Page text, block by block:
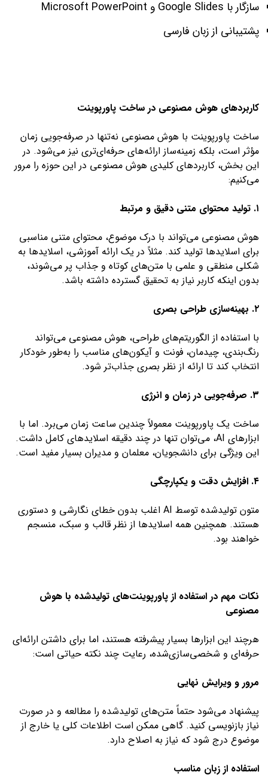
سازگار با Google Slides و Microsoft PowerPoint
پشتیبانی از زبان فارسی
کاربردهای هوش مصنوعی در ساخت پاورپوینت
ساخت پاورپوینت با هوش مصنوعی نه‌تنها در صرفه‌جویی زمان
مؤثر است، بلکه زمینه‌ساز ارائه‌های حرفه‌ای‌تری نیز می‌شود. در
این بخش، کاربردهای کلیدی هوش مصنوعی در این حوزه را مرور
می‌کنیم:
۱. تولید محتوای متنی دقیق و مرتبط
هوش مصنوعی می‌تواند با درک موضوع، محتوای متنی مناسبی
برای اسلایدها تولید کند. مثلاً در یک ارائه آموزشی، اسلایدها به
شکلی منطقی و علمی با متن‌های کوتاه و جذاب پر می‌شوند،
بدون اینکه کاربر نیاز به تحقیق گسترده داشته باشد.
۲. بهینه‌سازی طراحی بصری
با استفاده از الگوریتم‌های طراحی، هوش مصنوعی می‌تواند
رنگ‌بندی، چیدمان، فونت و آیکون‌های مناسب را به‌طور خودکار
انتخاب کند تا ارائه از نظر بصری جذاب‌تر شود.
۳. صرفه‌جویی در زمان و انرژی
ساخت یک پاورپوینت معمولاً چندین ساعت زمان می‌برد. اما با
ابزارهای AI، می‌توان تنها در چند دقیقه اسلایدهای کامل داشت.
این ویژگی برای دانشجویان، معلمان و مدیران بسیار مفید است.
۴. افزایش دقت و یکپارچگی
متون تولیدشده توسط AI اغلب بدون خطای نگارشی و دستوری
هستند. همچنین همه اسلایدها از نظر قالب و سبک، منسجم
خواهند بود.
نکات مهم در استفاده از پاورپوینت‌های تولیدشده با هوش
مصنوعی
هرچند این ابزارها بسیار پیشرفته هستند، اما برای داشتن ارائه‌ای
حرفه‌ای و شخصی‌سازی‌شده، رعایت چند نکته حیاتی است:
مرور و ویرایش نهایی
پیشنهاد می‌شود حتماً متن‌های تولیدشده را مطالعه و در صورت
نیاز بازنویسی کنید. گاهی ممکن است اطلاعات کلی یا خارج از
موضوع درج شود که نیاز به اصلاح دارد.
استفاده از زبان مناسب